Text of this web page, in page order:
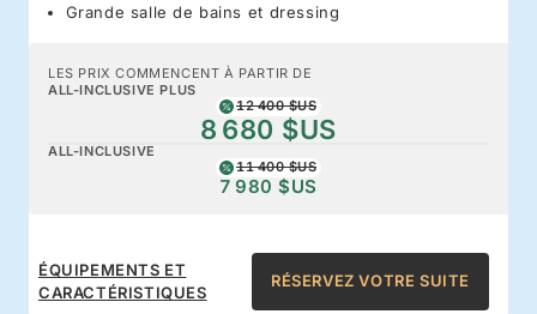
Grande salle de bains et dressing
LES PRIX COMMENCENT À PARTIR DE
ALL-INCLUSIVE PLUS
12 400 $US
8 680 $US
ALL-INCLUSIVE
11 400 $US
7 980 $US
ÉQUIPEMENTS ET
CARACTÉRISTIQUES
RÉSERVEZ VOTRE SUITE